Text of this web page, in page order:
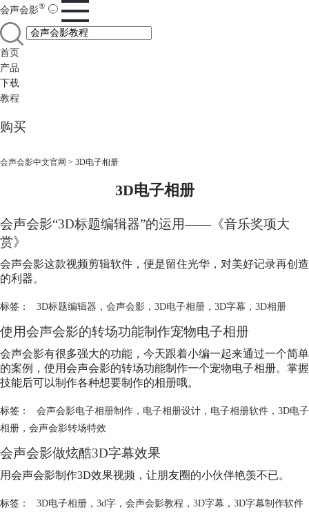
会声会影®
首页
产品
下载
教程
购买
会声会影中文官网 > 3D电子相册
3D电子相册
会声会影“3D标题编辑器”的运用——《音乐奖项大
赏》
会声会影这款视频剪辑软件，便是留住光华，对美好记录再创造
的利器。
标签： 3D标题编辑器 ， 会声会影， 3D电子相册， 3D字幕 ， 3D相册
使用会声会影的转场功能制作宠物电子相册
会声会影有很多强大的功能，今天跟着小编一起来通过一个简单
的案例，使用会声会影的转场功能制作一个宠物电子相册。掌握
技能后可以制作各种想要制作的相册哦。
标签： 会声会影电子相册制作， 电子相册设计， 电子相册软件， 3D电子
相册 ， 会声会影转场特效
会声会影做炫酷3D字幕效果
用会声会影制作3D效果视频，让朋友圈的小伙伴艳羡不已。
标签： 3D电子相册， 3d字， 会声会影教程 ， 3D字幕 ， 3D字幕制作软件